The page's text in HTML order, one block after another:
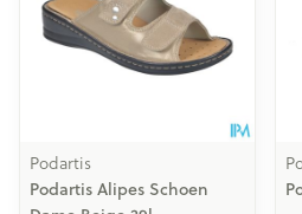
Podartis
Podartis Alipes Schoen